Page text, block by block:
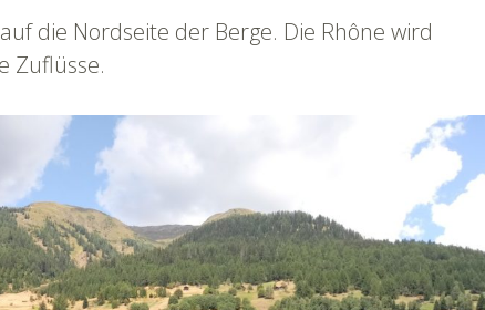
die Nordseite der Berge. Die Rhône wird
Zuflüsse.